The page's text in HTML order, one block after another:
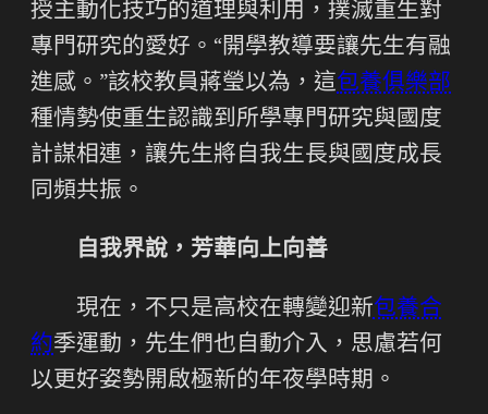
授主動化技巧的道理與利用，撲滅重生對
專門研究的愛好。“開學教導要讓先生有融
進感。”該校教員蔣瑩以為，這包養俱樂部
種情勢使重生認識到所學專門研究與國度
計謀相連，讓先生將自我生長與國度成長
同頻共振。
自我界說，芳華向上向善
現在，不只是高校在轉變迎新包養合
約季運動，先生們也自動介入，思慮若何
以更好姿勢開啟極新的年夜學時期。